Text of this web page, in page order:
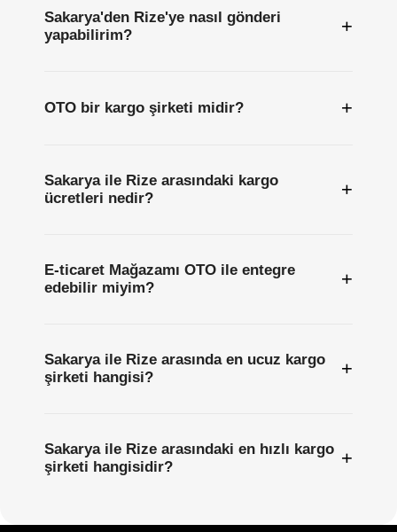
Sakarya'den Rize'ye nasıl gönderi
yapabilirim?
+
OTO bir kargo şirketi midir? +
Sakarya ile Rize arasındaki kargo
ücretleri nedir?
+
E-ticaret Mağazamı OTO ile entegre
edebilir miyim?
+
Sakarya ile Rize arasında en ucuz kargo
şirketi hangisi?
+
Sakarya ile Rize arasındaki en hızlı kargo
şirketi hangisidir?
+